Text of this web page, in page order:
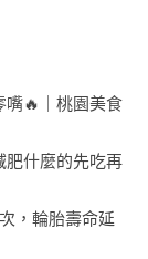
嘴🔥｜桃園美食
肥什麼的先吃再
，輪胎壽命延